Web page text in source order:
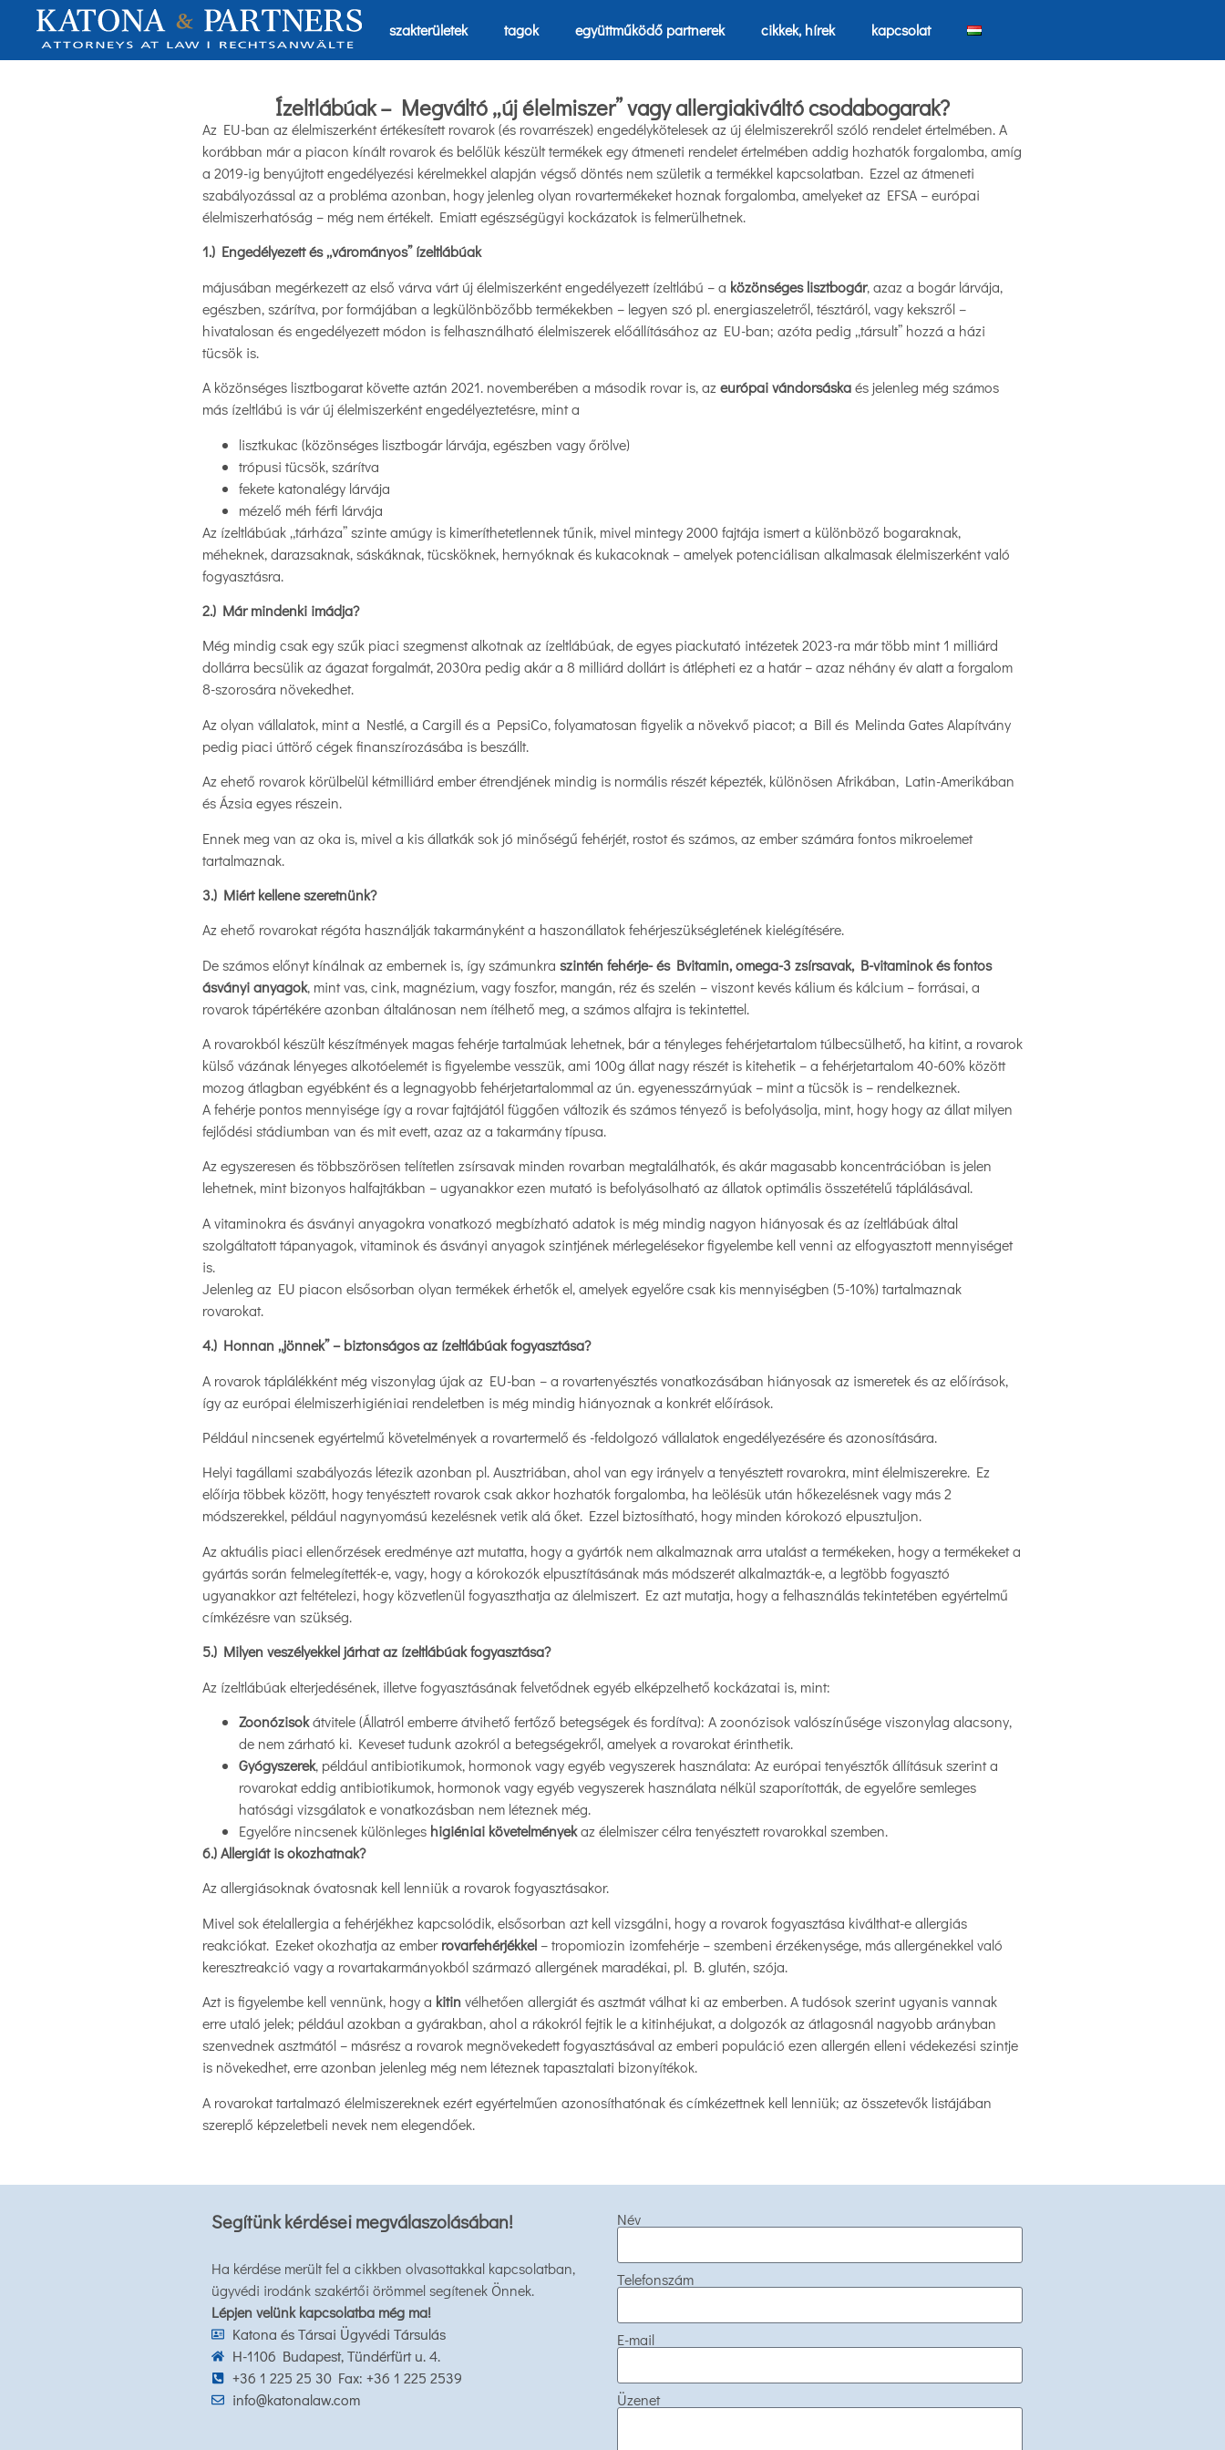
szakterületek tagok együttműködő partnerek cikkek, hírek kapcsolat
Ízeltlábúak – Megváltó „új élelmiszer” vagy allergiakiváltó csodabogarak?
Az EU-ban az élelmiszerként értékesített rovarok (és rovarrészek) engedélykötelesek az új élelmiszerekről szóló rendelet értelmében. A
korábban már a piacon kínált rovarok és belőlük készült termékek egy átmeneti rendelet értelmében addig hozhatók forgalomba, amíg
a 2019-ig benyújtott engedélyezési kérelmekkel alapján végső döntés nem születik a termékkel kapcsolatban. Ezzel az átmeneti
szabályozással az a probléma azonban, hogy jelenleg olyan rovartermékeket hoznak forgalomba, amelyeket az EFSA – európai
élelmiszerhatóság – még nem értékelt. Emiatt egészségügyi kockázatok is felmerülhetnek.
1.) Engedélyezett és „várományos” ízeltlábúak
májusában megérkezett az első várva várt új élelmiszerként engedélyezett ízeltlábú – a közönséges lisztbogár, azaz a bogár lárvája,
egészben, szárítva, por formájában a legkülönbözőbb termékekben – legyen szó pl. energiaszeletről, tésztáról, vagy kekszről –
hivatalosan és engedélyezett módon is felhasználható élelmiszerek előállításához az EU-ban; azóta pedig „társult” hozzá a házi
tücsök is.
A közönséges lisztbogarat követte aztán 2021. novemberében a második rovar is, az európai vándorsáskaés jelenleg még számos
más ízeltlábú is vár új élelmiszerként engedélyeztetésre, mint a
lisztkukac (közönséges lisztbogár lárvája, egészben vagy őrölve)
trópusi tücsök, szárítva
fekete katonalégy lárvája
mézelő méh férfi lárvája
Az ízeltlábúak „tárháza” szinte amúgy is kimeríthetetlennek tűnik, mivel mintegy 2000 fajtája ismert a különböző bogaraknak,
méheknek, darazsaknak, sáskáknak, tücsköknek, hernyóknak és kukacoknak – amelyek potenciálisan alkalmasak élelmiszerként való
fogyasztásra.
2.) Már mindenki imádja?
Még mindig csak egy szűk piaci szegmenst alkotnak az ízeltlábúak, de egyes piackutató intézetek 2023-ra már több mint 1 milliárd
dollárra becsülik az ágazat forgalmát, 2030ra pedig akár a 8 milliárd dollárt is átlépheti ez a határ – azaz néhány év alatt a forgalom
8-szorosára növekedhet.
Az olyan vállalatok, mint a Nestlé, a Cargill és a PepsiCo, folyamatosan figyelik a növekvő piacot; a Bill és Melinda Gates Alapítvány
pedig piaci úttörő cégek finanszírozásába is beszállt.
Az ehető rovarok körülbelül kétmilliárd ember étrendjének mindig is normális részét képezték, különösen Afrikában, Latin-Amerikában
és Ázsia egyes részein.
Ennek meg van az oka is, mivel a kis állatkák sok jó minőségű fehérjét, rostot és számos, az ember számára fontos mikroelemet
tartalmaznak.
3.) Miért kellene szeretnünk?
Az ehető rovarokat régóta használják takarmányként a haszonállatok fehérjeszükségletének kielégítésére.
De számos előnyt kínálnak az embernek is, így számunkra szintén fehérje- és Bvitamin, omega-3 zsírsavak, B-vitaminok és fontos
ásványi anyagok, mint vas, cink, magnézium, vagy foszfor, mangán, réz és szelén – viszont kevés kálium és kálcium – forrásai, a
rovarok tápértékére azonban általánosan nem ítélhető meg, a számos alfajra is tekintettel.
A rovarokból készült készítmények magas fehérje tartalmúak lehetnek, bár a tényleges fehérjetartalom túlbecsülhető, ha kitint, a rovarok
külső vázának lényeges alkotóelemét is figyelembe vesszük, ami 100g állat nagy részét is kitehetik – a fehérjetartalom 40-60% között
mozog átlagban egyébként és a legnagyobb fehérjetartalommal az ún. egyenesszárnyúak – mint a tücsök is – rendelkeznek.
A fehérje pontos mennyisége így a rovar fajtájától függően változik és számos tényező is befolyásolja, mint, hogy hogy az állat milyen
fejlődési stádiumban van és mit evett, azaz az a takarmány típusa.
Az egyszeresen és többszörösen telítetlen zsírsavak minden rovarban megtalálhatók, és akár magasabb koncentrációban is jelen
lehetnek, mint bizonyos halfajtákban – ugyanakkor ezen mutató is befolyásolható az állatok optimális összetételű táplálásával.
A vitaminokra és ásványi anyagokra vonatkozó megbízható adatok is még mindig nagyon hiányosak és az ízeltlábúak által
szolgáltatott tápanyagok, vitaminok és ásványi anyagok szintjének mérlegelésekor figyelembe kell venni az elfogyasztott mennyiséget
is.
Jelenleg az EU piacon elsősorban olyan termékek érhetők el, amelyek egyelőre csak kis mennyiségben (5-10%) tartalmaznak
rovarokat.
4.) Honnan „jönnek” – biztonságos az ízeltlábúak fogyasztása?
A rovarok táplálékként még viszonylag újak az EU-ban – a rovartenyésztés vonatkozásában hiányosak az ismeretek és az előírások,
így az európai élelmiszerhigiéniai rendeletben is még mindig hiányoznak a konkrét előírások.
Például nincsenek egyértelmű követelmények a rovartermelő és -feldolgozó vállalatok engedélyezésére és azonosítására.
Helyi tagállami szabályozás létezik azonban pl. Ausztriában, ahol van egy irányelv a tenyésztett rovarokra, mint élelmiszerekre. Ez
előírja többek között, hogy tenyésztett rovarok csak akkor hozhatók forgalomba, ha leölésük után hőkezelésnek vagy más 2
módszerekkel, például nagynyomású kezelésnek vetik alá őket. Ezzel biztosítható, hogy minden kórokozó elpusztuljon.
Az aktuális piaci ellenőrzések eredménye azt mutatta, hogy a gyártók nem alkalmaznak arra utalást a termékeken, hogy a termékeket a
gyártás során felmelegítették-e, vagy, hogy a kórokozók elpusztításának más módszerét alkalmazták-e, a legtöbb fogyasztó
ugyanakkor azt feltételezi, hogy közvetlenül fogyaszthatja az álelmiszert. Ez azt mutatja, hogy a felhasználás tekintetében egyértelmű
címkézésre van szükség.
5.) Milyen veszélyekkel járhat az ízeltlábúak fogyasztása?
Az ízeltlábúak elterjedésének, illetve fogyasztásának felvetődnek egyéb elképzelhető kockázatai is, mint:
Zoonózisokátvitele (Állatról emberre átvihető fertőző betegségek és fordítva): A zoonózisok valószínűsége viszonylag alacsony,
de nem zárható ki. Keveset tudunk azokról a betegségekről, amelyek a rovarokat érinthetik.
Gyógyszerek, például antibiotikumok, hormonok vagy egyéb vegyszerek használata: Az európai tenyésztők állításuk szerint a
rovarokat eddig antibiotikumok, hormonok vagy egyéb vegyszerek használata nélkül szaporították, de egyelőre semleges
hatósági vizsgálatok e vonatkozásban nem léteznek még.
Egyelőre nincsenek különleges higiéniai követelményekaz élelmiszer célra tenyésztett rovarokkal szemben.
6.) Allergiát is okozhatnak?
Az allergiásoknak óvatosnak kell lenniük a rovarok fogyasztásakor.
Mivel sok ételallergia a fehérjékhez kapcsolódik, elsősorban azt kell vizsgálni, hogy a rovarok fogyasztása kiválthat-e allergiás
reakciókat. Ezeket okozhatja az emberrovarfehérjékkel – tropomiozin izomfehérje – szembeni érzékenysége, más allergénekkel való
keresztreakció vagy a rovartakarmányokból származó allergének maradékai, pl. B. glutén, szója.
Azt is figyelembe kell vennünk, hogy a kitin vélhetően allergiát és asztmát válhat ki az emberben. A tudósok szerint ugyanis vannak
erre utaló jelek; például azokban a gyárakban, ahol a rákokról fejtik le a kitinhéjukat, a dolgozók az átlagosnál nagyobb arányban
szenvednek asztmától – másrész a rovarok megnövekedett fogyasztásával az emberi populáció ezen allergén elleni védekezési szintje
is növekedhet, erre azonban jelenleg még nem léteznek tapasztalati bizonyítékok.
A rovarokat tartalmazó élelmiszereknek ezért egyértelműen azonosíthatónak és címkézettnek kell lenniük; az összetevők listájában
szereplő képzeletbeli nevek nem elegendőek.
Segítünk kérdései megválaszolásában!
Ha kérdése merült fel a cikkben olvasottakkal kapcsolatban,
ügyvédi irodánk szakértői örömmel segítenek Önnek.
Lépjen velünk kapcsolatba még ma!
Katona és Társai Ügyvédi Társulás
H-1106 Budapest, Tündérfürt u. 4.
+36 1 225 25 30 Fax: +36 1 225 2539
info@katonalaw.com
Név
Telefonszám
E-mail
Üzenet